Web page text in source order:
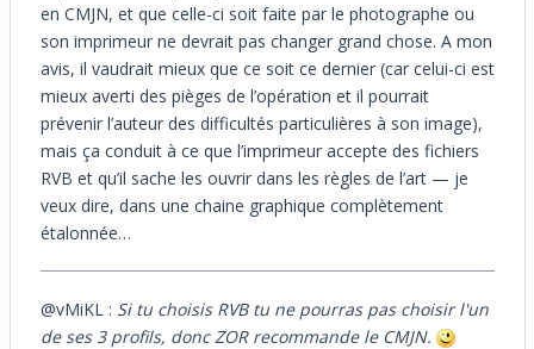
en CMJN, et que celle-ci soit faite par le photographe ou
son imprimeur ne devrait pas changer grand chose. A mon
avis, il vaudrait mieux que ce soit ce dernier (car celui-ci est
mieux averti des pièges de l’opération et il pourrait
prévenir l’auteur des difficultés particulières à son image),
mais ça conduit à ce que l’imprimeur accepte des fichiers
RVB et qu’il sache les ouvrir dans les règles de l’art — je
veux dire, dans une chaine graphique complètement
étalonnée…
@vMiKL : Si tu choisis RVB tu ne pourras pas choisir l'un
de ses 3 profils, donc ZOR recommande le CMJN.